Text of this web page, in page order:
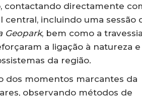
contactando directamente
central, incluindo uma sessão
Geopark, bem como a travessia
a ligação à natureza e
da região.
dos momentos marcantes da
observando métodos de